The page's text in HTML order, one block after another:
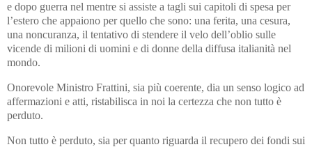
e dopo guerra nel mentre si assiste a tagli sui capitoli di spesa per
l’estero che appaiono per quello che sono: una ferita, una cesura,
una noncuranza, il tentativo di stendere il velo dell’oblio sulle
vicende di milioni di uomini e di donne della diffusa italianità nel
mondo.
Onorevole Ministro Frattini, sia più coerente, dia un senso logico ad
affermazioni e atti, ristabilisca in noi la certezza che non tutto è
perduto.
Non tutto è perduto, sia per quanto riguarda il recupero dei fondi sui